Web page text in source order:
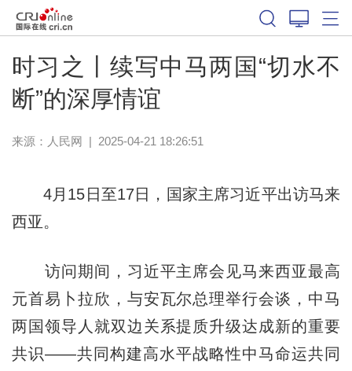
时习之丨续写中马两国“切水不
断”的深厚情谊
来源： 人民网 | 2025-04-21 18:26:51
4月15日至17日，国家主席习近平出访马来
西亚。
访问期间，习近平主席会见马来西亚最高
元首易卜拉欣，与安瓦尔总理举行会谈，中马
两国领导人就双边关系提质升级达成新的重要
共识——共同构建高水平战略性中马命运共同